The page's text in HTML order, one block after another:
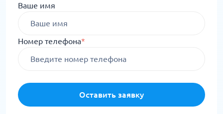
Ваше имя
Номер телефона*
Оставить заявку